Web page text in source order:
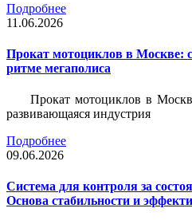
Подробнее
11.06.2026
Прокат мотоциклов в Москве:
ритме мегаполиса
Прокат мотоциклов в
развивающаяся индустрия
Подробнее
09.06.2026
Система для контроля за
Основа стабильности и